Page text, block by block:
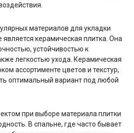
материалов для укладки
является керамическая плитка. Она
устойчивостью к
легкостью ухода. Керамическая
ассортименте цветов и текстур,
оптимальный вариант под любой
при выборе материала плитки
В спальне, где часто бывает